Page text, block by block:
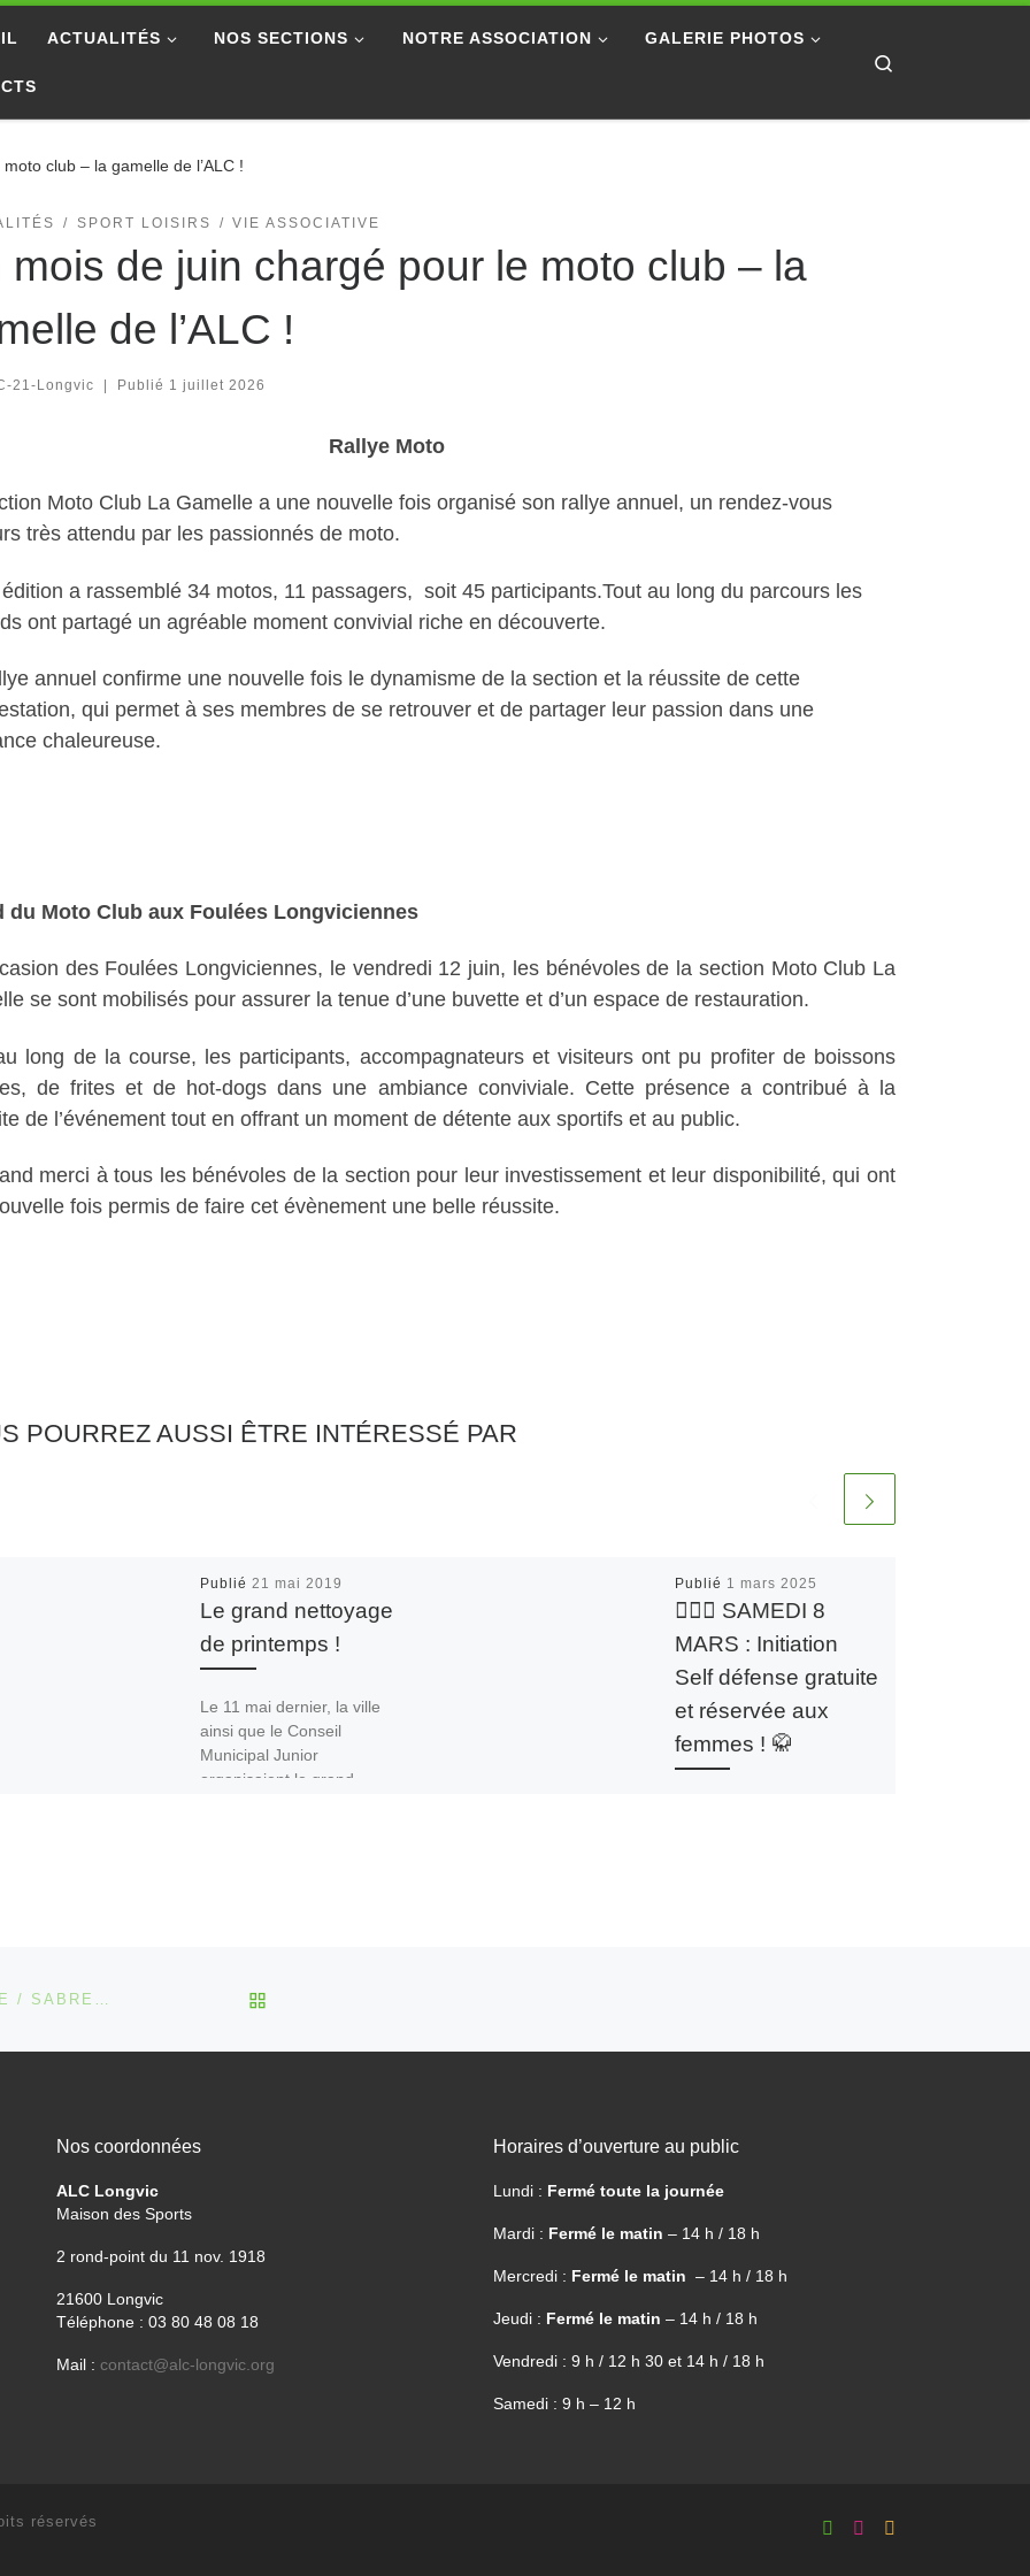
ACTUALITÉS NOS SECTIONS NOTRE ASSOCIATION GALERIE PHOTOS
club – la gamelle de l’ALC !
SPORT LOISIRS VIE ASSOCIATIVE
mois de juin chargé pour le moto club – la
de l’ALC !
21-Longvic | Publié 1 juillet 2026
Rallye Moto
Moto Club La Gamelle a une nouvelle fois organisé son rallye annuel, un rendez-vous
très attendu par les passionnés de moto.
a rassemblé 34 motos, 11 passagers, soit 45 participants.Tout au long du parcours les
ont partagé un agréable moment convivial riche en découverte.
annuel confirme une nouvelle fois le dynamisme de la section et la réussite de cette
qui permet à ses membres de se retrouver et de partager leur passion dans une
chaleureuse.
du Moto Club aux Foulées Longviciennes
des Foulées Longviciennes, le vendredi 12 juin, les bénévoles de la section Moto Club La
se sont mobilisés pour assurer la tenue d’une buvette et d’un espace de restauration.
long de la course, les participants, accompagnateurs et visiteurs ont pu profiter de boissons
de frites et de hot-dogs dans une ambiance conviviale. Cette présence a contribué à la
de l’événement tout en offrant un moment de détente aux sportifs et au public.
merci à tous les bénévoles de la section pour leur investissement et leur disponibilité, qui ont
fois permis de faire cet évènement une belle réussite.
POURREZ AUSSI ÊTRE INTÉRESSÉ PAR
Publié21 mai 2019
Le grand nettoyage
de printemps !
Le 11 mai dernier, la ville
ainsi que le Conseil
Municipal Junior
organisaient le grand
Publié 1 mars 2025
🙋🏻‍♀️ SAMEDI 8
MARS : Initiation
Self défense gratuite
et réservée aux
femmes ! 🥋
SAISON EXCEPTIONNELLE DE LA SECTION ESCRIME / SABRE LASER
Nos coordonnées
ALC Longvic
Maison des Sports
2 rond-point du 11 nov. 1918
21600 Longvic
Téléphone : 03 80 48 08 18
Mail : contact@alc-longvic.org
Horaires d’ouverture au public
Lundi : Fermé toute la journée
Mardi : Fermé le matin – 14 h / 18 h
Mercredi : Fermé le matin – 14 h / 18 h
Jeudi : Fermé le matin – 14 h / 18 h
Vendredi : 9 h / 12 h 30 et 14 h / 18 h
Samedi : 9 h – 12 h
réservés